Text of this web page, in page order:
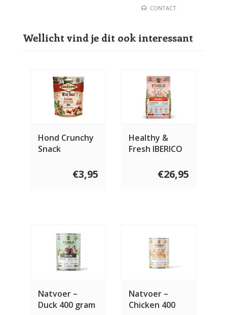
CONTACT
Wellicht vind je dit ook interessant
Hond Crunchy
Snack
Rozenbottel€3,95
Healthy &
Fresh IBERICO
€26,95
Natvoer –
Duck 400 gram
Natvoer –
Chicken 400